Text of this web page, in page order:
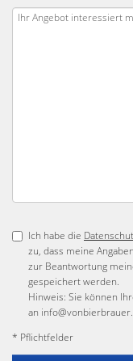
Ich habe die
zu, dass meine
zur Beantwortung
gespeichert werden.
Hinweis: Sie können
an
* Pflichtfelder